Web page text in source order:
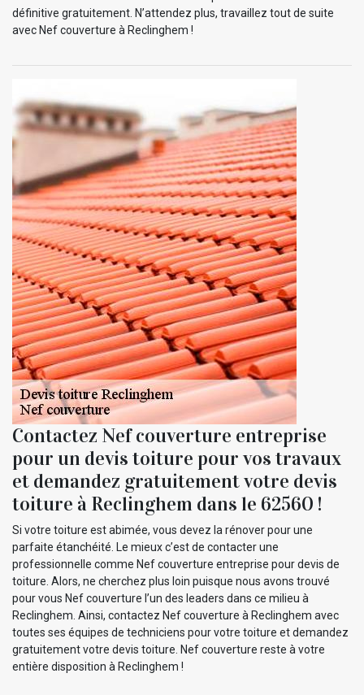
définitive gratuitement. N’attendez plus, travaillez tout de suite
avec Nef couverture à Reclinghem !
Contactez Nef couverture entreprise
pour un devis toiture pour vos travaux
et demandez gratuitement votre devis
toiture à Reclinghem dans le 62560 !
Si votre toiture est abimée, vous devez la rénover pour une
parfaite étanchéité. Le mieux c’est de contacter une
professionnelle comme Nef couverture entreprise pour devis de
toiture. Alors, ne cherchez plus loin puisque nous avons trouvé
pour vous Nef couverture l’un des leaders dans ce milieu à
Reclinghem. Ainsi, contactez Nef couverture à Reclinghem avec
toutes ses équipes de techniciens pour votre toiture et demandez
gratuitement votre devis toiture. Nef couverture reste à votre
entière disposition à Reclinghem !